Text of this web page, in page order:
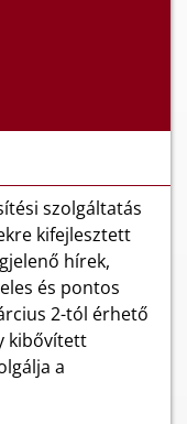
szolgáltatás
kifejlesztett
hírek,
és pontos
2-tól érhető
kibővített
a